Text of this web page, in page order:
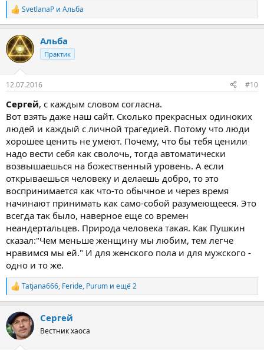
Р
е
к
ц
и
SvetlanaP и Альба
Альба
Практик
12.07.2016 #10
Сергей, с каждым словом согласна.
Вот взять даже наш сайт. Сколько прекрасных одиноких
людей и каждый с личной трагедией. Потому что люди
хорошее ценить не умеют. Почему, что бы тебя ценили
надо вести себя как сволочь, тогда автоматически
возвышаешься на божественный уровень. А если
открываешься человеку и делаешь добро, то это
воспринимается как что-то обычное и через время
начинают принимать как само-собой разумеющееся. Это
всегда так было, наверное еще со времен
неандертальцев. Природа человека такая. Как Пушкин
сказал:"Чем меньше женщину мы любим, тем легче
нравимся мы ей." И для женского пола и для мужского -
одно и то же.
Р
е
к
ц
и
Tatjana666, Feride, Purum и ещё 2
Сергей
Вестник хаоса